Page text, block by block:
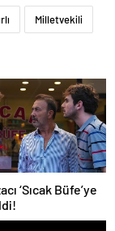
Milletvekili
‘Sıcak Büfe’ye